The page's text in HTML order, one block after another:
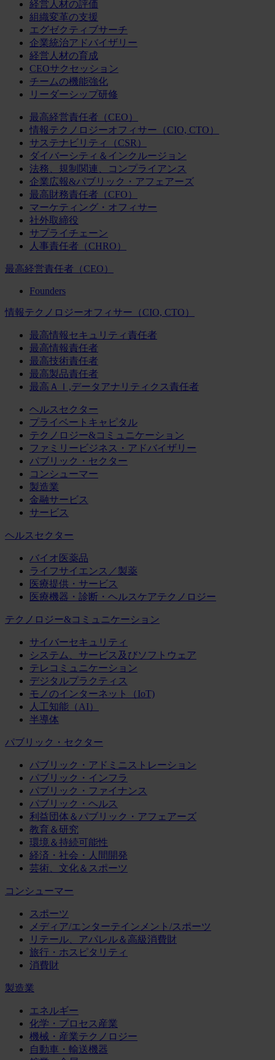
経営人材の評価
組織変革の支援
エグゼクティブサーチ
企業統治アドバイザリー
経営人材の育成
CEOサクセッション
チームの機能強化
リーダーシップ研修
最高経営責任者（CEO）
情報テクノロジーオフィサー（CIO, CTO）
サステナビリティ（CSR）
ダイバーシティ＆インクルージョン
法務、規制関連、コンプライアンス
企業広報&パブリック・アフェアーズ
最高財務責任者（CFO）
マーケティング・オフィサー
社外取締役
サプライチェーン
人事責任者（CHRO）
最高経営責任者（CEO）
Founders
情報テクノロジーオフィサー（CIO, CTO）
最高情報セキュリティ責任者
最高情報責任者
最高技術責任者
最高製品責任者
最高ＡＩ,データアナリティクス責任者
ヘルスセクター
プライベートキャピタル
テクノロジー&コミュニケーション
ファミリービジネス・アドバイザリー
パブリック・セクター
コンシューマー
製造業
金融サービス
サービス
ヘルスセクター
バイオ医薬品
ライフサイエンス／製薬
医療提供・サービス
医療機器・診断・ヘルスケアテクノロジー
テクノロジー&コミュニケーション
サイバーセキュリティ
システム、サービス及びソフトウェア
テレコミュニケーション
デジタルプラクティス
モノのインターネット（IoT)
人工知能（AI）
半導体
パブリック・セクター
パブリック・アドミニストレーション
パブリック・インフラ
パブリック・ファイナンス
パブリック・ヘルス
利益団体＆パブリック・アフェアーズ
教育＆研究
環境＆持続可能性
経済・社会・人間開発
芸術、文化＆スポーツ
コンシューマー
スポーツ
メディア/エンターテインメント/スポーツ
リテール、アパレル＆高級消費財
旅行・ホスピタリティ
消費財
製造業
エネルギー
化学・プロセス産業
機械・産業テクノロジー
自動車・輸送機器